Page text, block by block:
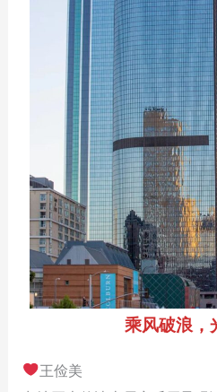
乘风破浪，
王俭美